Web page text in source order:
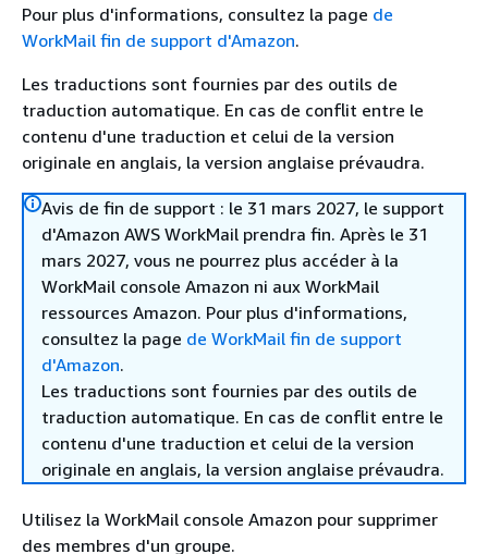
Pour plus d'informations, consultez la page de
WorkMail fin de support d'Amazon.
Les traductions sont fournies par des outils de
traduction automatique. En cas de conflit entre le
contenu d'une traduction et celui de la version
originale en anglais, la version anglaise prévaudra.
Avis de fin de support : le 31 mars 2027, le support
d'Amazon AWS WorkMail prendra fin. Après le 31
mars 2027, vous ne pourrez plus accéder à la
WorkMail console Amazon ni aux WorkMail
ressources Amazon. Pour plus d'informations,
consultez la page de WorkMail fin de support
d'Amazon.
Les traductions sont fournies par des outils de
traduction automatique. En cas de conflit entre le
contenu d'une traduction et celui de la version
originale en anglais, la version anglaise prévaudra.
Utilisez la WorkMail console Amazon pour supprimer
des membres d'un groupe.